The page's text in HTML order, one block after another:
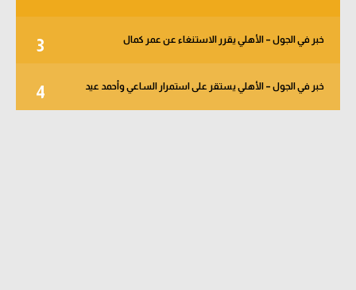
3 خبر في الجول – الأهلي يقرر الاستنغاء عن عمر كمال
4 خبر في الجول – الأهلي يستقر على استمرار الساعي وأحمد عيد